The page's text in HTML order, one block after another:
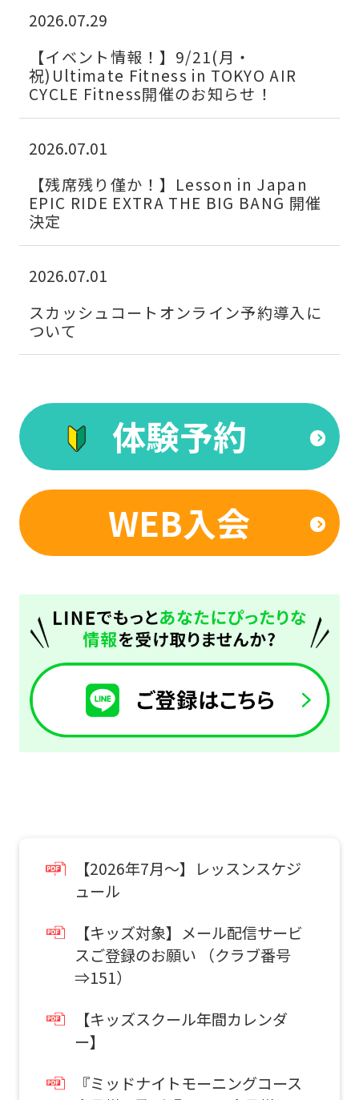
2026.07.29
【イベント情報！】9/21(月・
祝)Ultimate Fitness in TOKYO AIR
CYCLE Fitness開催のお知らせ！
2026.07.01
【残席残り僅か！】Lesson in Japan
EPIC RIDE EXTRA THE BIG BANG 開催
決定
2026.07.01
スカッシュコートオンライン予約導入に
ついて
体験予約
WEB入会
【2026年7月～】レッスンスケジ
ュール
【キッズ対象】メール配信サービ
スご登録のお願い （クラブ番号
⇒151）
【キッズスクール年間カレンダ
ー】
『ミッドナイトモーニングコース
For
official
website
is
automatically
translated
English.
Click
the
link
below
automatic
the
page.
However,
use
automatic